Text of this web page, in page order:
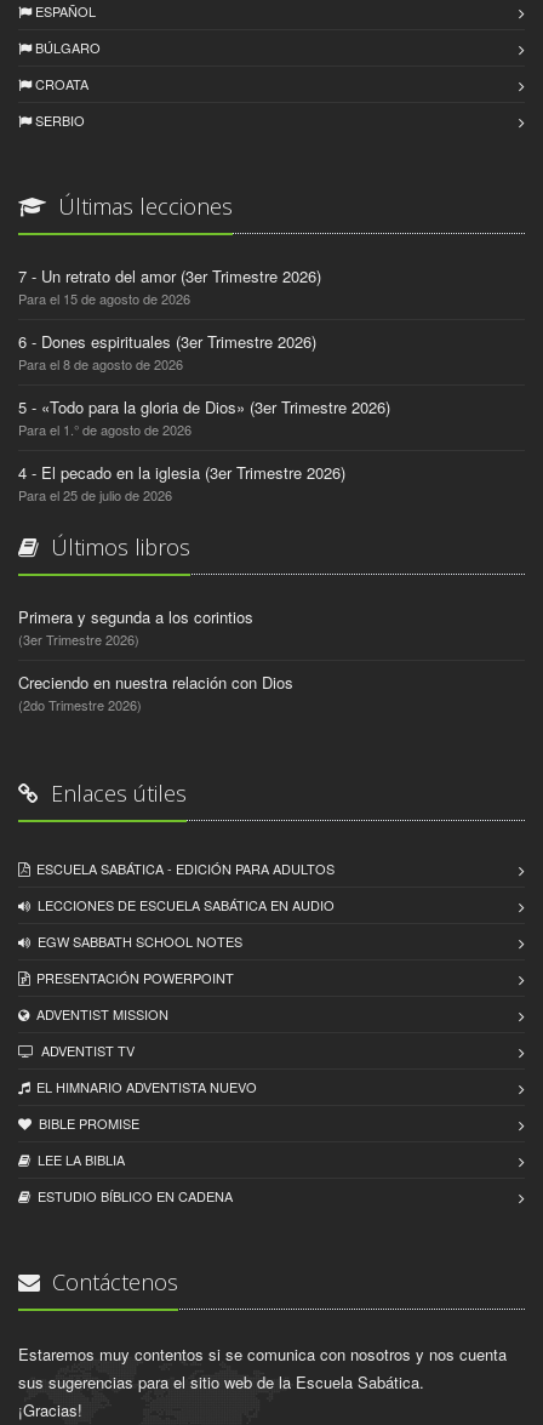
ESPAÑOL
BÚLGARO
CROATA
SERBIO
Últimas lecciones
7 - Un retrato del amor (3er Trimestre 2026)
Para el 15 de agosto de 2026
6 - Dones espirituales (3er Trimestre 2026)
Para el 8 de agosto de 2026
5 - «Todo para la gloria de Dios» (3er Trimestre 2026)
Para el 1.° de agosto de 2026
4 - El pecado en la iglesia (3er Trimestre 2026)
Para el 25 de julio de 2026
Últimos libros
Primera y segunda a los corintios
(3er Trimestre 2026)
Creciendo en nuestra relación con Dios
(2do Trimestre 2026)
Enlaces útiles
ESCUELA SABÁTICA - EDICIÓN PARA ADULTOS
LECCIONES DE ESCUELA SABÁTICA EN AUDIO
EGW SABBATH SCHOOL NOTES
PRESENTACIÓN POWERPOINT
ADVENTIST MISSION
ADVENTIST TV
EL HIMNARIO ADVENTISTA NUEVO
BIBLE PROMISE
LEE LA BIBLIA
ESTUDIO BÍBLICO EN CADENA
Contáctenos
Estaremos muy contentos si se comunica con nosotros y nos cuenta
sus sugerencias para el sitio web de la Escuela Sabática.
¡Gracias!